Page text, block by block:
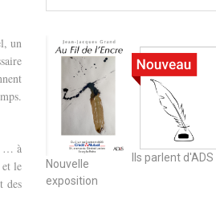
un
… à
le
des
Nouvelle
exposition
Ils parlent d'ADS